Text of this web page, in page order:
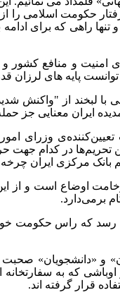
حکومت اسلامی
راهی که برای
امنیت و منافع کشور
توانست پایه های
از "واکنش
ایران معنایی جز
وزرای
در کدام جهت حرکت
مرکزی ایران
اوضاع است و از
برمی‌دارد.
که راس حکومت
و «دانشجویان»
که به
قرار گرفته اند.